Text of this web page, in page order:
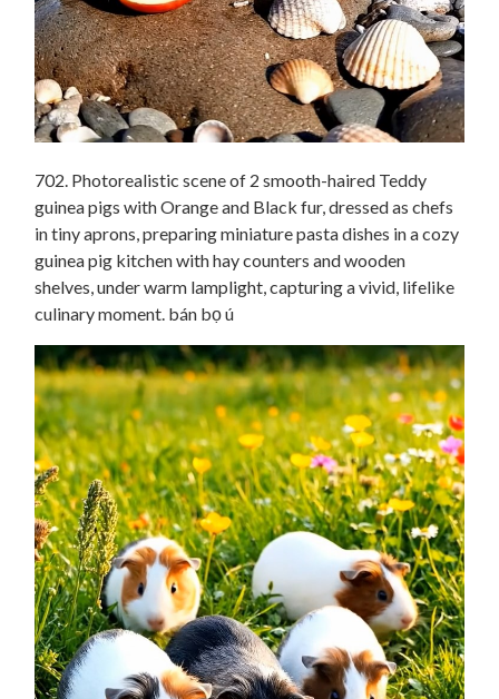
702. Photorealistic scene of 2 smooth-haired Teddy
guinea pigs with Orange and Black fur, dressed as chefs
in tiny aprons, preparing miniature pasta dishes in a cozy
guinea pig kitchen with hay counters and wooden
shelves, under warm lamplight, capturing a vivid, lifelike
culinary moment. bán bọ ú